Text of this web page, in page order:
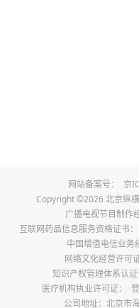
善症状。连续多
善相关检查，排
纠正，避免发育滞
家长不要仅凭单
况，生长曲线的
网站备案号： 京
Copyright ©2026 北京纵
广播电视节目制作
互联网药品信息服务资格证书：
中国增值电信业务
网络文化经营许可证
知识产权管理体系认证
医疗机构执业许可证：
公司地址：北京市